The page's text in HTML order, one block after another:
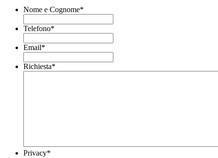
Nome e Cognome*
Telefono*
Email*
Richiesta*
Privacy*